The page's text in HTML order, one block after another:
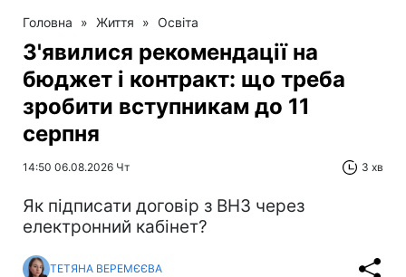
Головна » Життя » Освіта
З'явилися рекомендації на
бюджет і контракт: що треба
зробити вступникам до 11
серпня
14:50 06.08.2026 Чт 3 хв
Як підписати договір з ВНЗ через
електронний кабінет?
ТЕТЯНА ВЕРЕМЄЄВА